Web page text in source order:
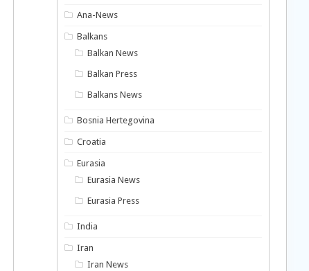
Ana-News
Balkans
Balkan News
Balkan Press
Balkans News
Bosnia Hertegovina
Croatia
Eurasia
Eurasia News
Eurasia Press
India
Iran
Iran News